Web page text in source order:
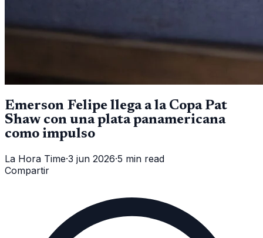
Emerson Felipe llega a la Copa Pat
Shaw con una plata panamericana
como impulso
La Hora Time·3 jun 2026·5 min read
Compartir